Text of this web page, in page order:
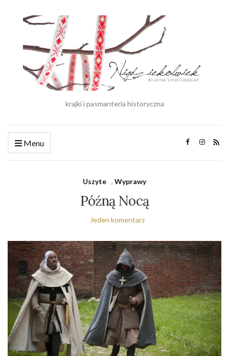
krajki i pasmanteria historyczna
Menu
Uszyte , Wyprawy
Późną Nocą
Jeden komentarz